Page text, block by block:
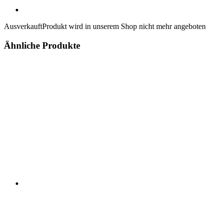
AusverkauftProdukt wird in unserem Shop nicht mehr angeboten
Ähnliche Produkte